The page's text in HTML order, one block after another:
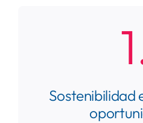
Sostenibilidad